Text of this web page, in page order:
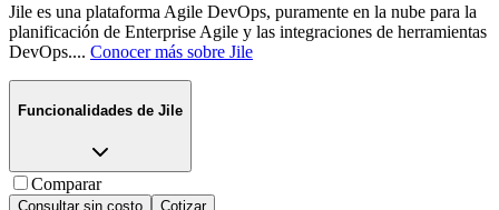
Jile es una plataforma Agile DevOps, puramente en la nube para la
planificación de Enterprise Agile y las integraciones de herramientas
DevOps.... Conocer más sobre Jile
Funcionalidades de Jile
Comparar
Consultar sin costo Cotizar